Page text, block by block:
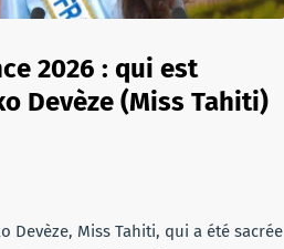
2026 : qui est
Devèze (Miss Tahiti)
Devèze, Miss Tahiti, qui a été sacrée